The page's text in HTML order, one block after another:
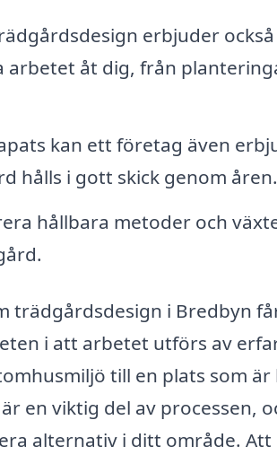
erbjuder också
arbetet åt dig, från
kan ett företag även
hålls i gott skick genom åren.
hållbara metoder och
trädgårdsdesign i Bredbyn
i att arbetet utförs av
till en plats som är
en viktig del av processen,
alternativ i ditt område. Att